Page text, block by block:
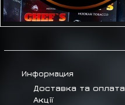
Информация
Доставка та оплата
Акції